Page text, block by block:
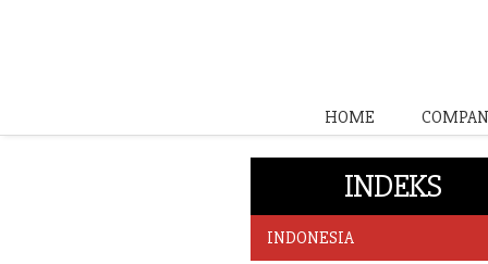
HOME
INDEKS
INDONESIA